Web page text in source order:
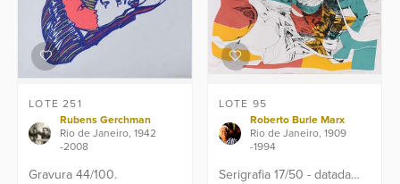
LOTE 251
Rubens Gerchman
Rio de Janeiro, 1942
-2008
Gravura 44/100.
LOTE 95
Roberto Burle Marx
Rio de Janeiro, 1909
-1994
Serigrafia 17/50 - datada